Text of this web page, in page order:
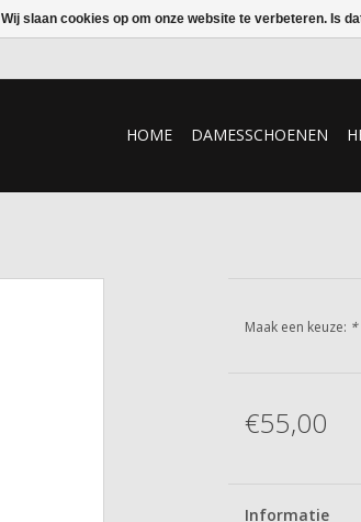
HOME DAMESSCHOENEN
Maak een keuze: *
€55,00
Informatie
Wij slaan cookies op om onze website te verbeteren. Is